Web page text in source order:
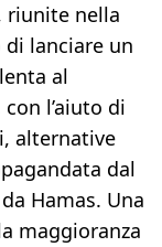
riunite nella
di lanciare un
al
l’aiuto di
alternative
dal
Hamas. Una
maggioranza